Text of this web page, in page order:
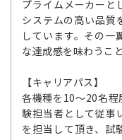
プライムメーカーと
システムの高い品質
しています。その一
な達成感を味わうこ
【キャリアパス】
各機種を10～20名
験担当者として従事
を担当して頂き、試